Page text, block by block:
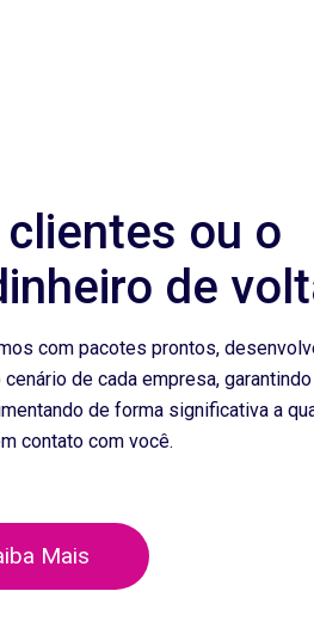
ou o
de
com pacotes prontos,
de cada empresa,
de forma significativa a
contato com você.
Mais